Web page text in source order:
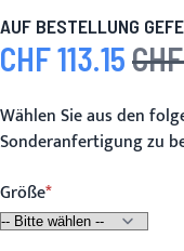
AUF BESTELLUNG
Sonderpreis
CHF 113.15
Wählen Sie aus den
Sonderanfertigung zu
Größe